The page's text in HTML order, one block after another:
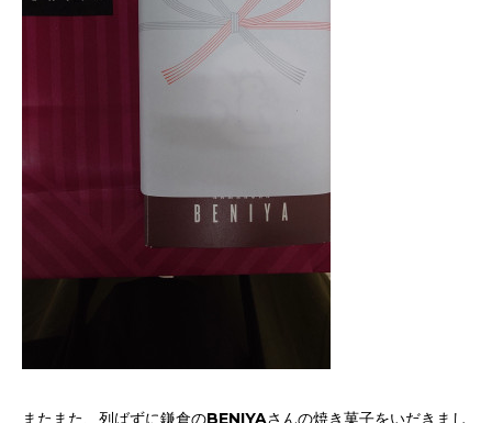
またまた、列ばずに鎌倉のBENIYAさんの焼き菓子をいだきまし